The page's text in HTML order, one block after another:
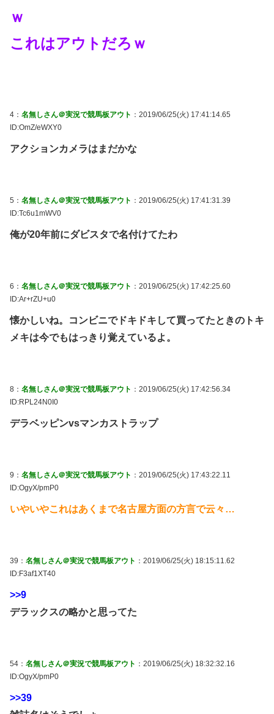
ｗ
これはアウトだろｗ
4： 名無しさん＠実況で競馬板アウト ：2019/06/25(火) 17:41:14.65
ID:OmZ/eWXY0
アクションカメラはまだかな
5： 名無しさん＠実況で競馬板アウト ：2019/06/25(火) 17:41:31.39
ID:Tc6u1mWV0
俺が20年前にダビスタで名付けてたわ
6： 名無しさん＠実況で競馬板アウト ：2019/06/25(火) 17:42:25.60
ID:Ar+rZU+u0
懐かしいね。コンビニでドキドキして買ってたときのトキ
メキは今でもはっきり覚えているよ。
8： 名無しさん＠実況で競馬板アウト ：2019/06/25(火) 17:42:56.34
ID:RPL24N0I0
デラベッピンvsマンカストラップ
9： 名無しさん＠実況で競馬板アウト ：2019/06/25(火) 17:43:22.11
ID:OgyX/pmP0
いやいやこれはあくまで名古屋方面の方言で云々…
39： 名無しさん＠実況で競馬板アウト ：2019/06/25(火) 18:15:11.62
ID:F3af1XT40
>>9
デラックスの略かと思ってた
54： 名無しさん＠実況で競馬板アウト ：2019/06/25(火) 18:32:32.16
ID:OgyX/pmP0
>>39